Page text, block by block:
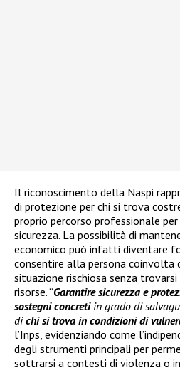
Il riconoscimento della Naspi
di protezione per chi si trova
proprio percorso professionale
sicurezza. La possibilità di
economico può infatti diventare
consentire alla persona coinvolta
situazione rischiosa senza
risorse. “Garantire sicurezza e
sostegni concretiin grado di
dichi si trova in condizioni di
l’Inps, evidenziando come
degli strumenti principali per
sottrarsi a contesti di violenza o